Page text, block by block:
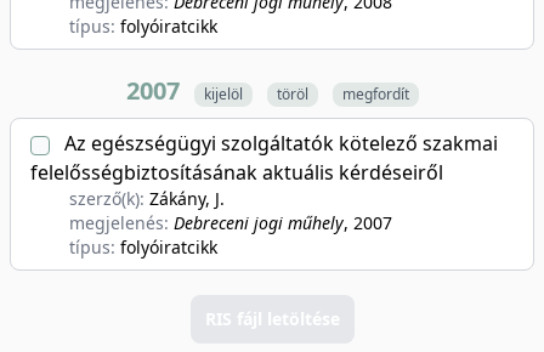
típus: folyóiratcikk
2007 kijelöl töröl megfordít
Az egészségügyi szolgáltatók kötelező szakmai
felelősségbiztosításának aktuális kérdéseiről
szerző(k): Zákány, J.
megjelenés: Debreceni jogi műhely, 2007
típus: folyóiratcikk
RIS fájl letöltése